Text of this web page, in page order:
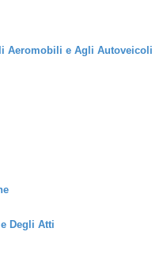
Aeromobili e Agli Autoveicoli
Degli Atti